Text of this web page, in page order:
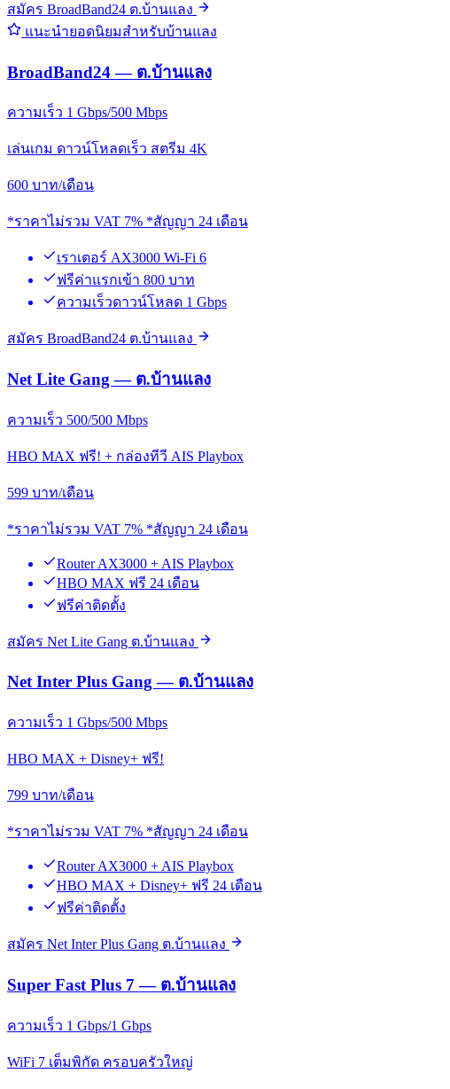
สมัคร BroadBand24 ต.บ้านแลง
แนะนำยอดนิยมสำหรับบ้านแลง
BroadBand24 — ต.บ้านแลง
ความเร็ว 1 Gbps/500 Mbps
เล่นเกม ดาวน์โหลดเร็ว สตรีม 4K
600 บาท/เดือน
*ราคาไม่รวม VAT 7% *สัญญา 24 เดือน
เราเตอร์ AX3000 Wi-Fi 6
ฟรีค่าแรกเข้า 800 บาท
ความเร็วดาวน์โหลด 1 Gbps
สมัคร BroadBand24 ต.บ้านแลง
Net Lite Gang — ต.บ้านแลง
ความเร็ว 500/500 Mbps
HBO MAX ฟรี! + กล่องทีวี AIS Playbox
599 บาท/เดือน
*ราคาไม่รวม VAT 7% *สัญญา 24 เดือน
Router AX3000 + AIS Playbox
HBO MAX ฟรี 24 เดือน
ฟรีค่าติดตั้ง
สมัคร Net Lite Gang ต.บ้านแลง
Net Inter Plus Gang — ต.บ้านแลง
ความเร็ว 1 Gbps/500 Mbps
HBO MAX + Disney+ ฟรี!
799 บาท/เดือน
*ราคาไม่รวม VAT 7% *สัญญา 24 เดือน
Router AX3000 + AIS Playbox
HBO MAX + Disney+ ฟรี 24 เดือน
ฟรีค่าติดตั้ง
สมัคร Net Inter Plus Gang ต.บ้านแลง
Super Fast Plus 7 — ต.บ้านแลง
ความเร็ว 1 Gbps/1 Gbps
WiFi 7 เต็มพิกัด ครอบครัวใหญ่